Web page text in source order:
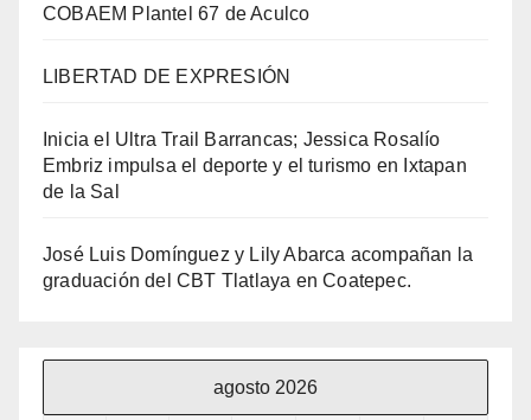
COBAEM Plantel 67 de Aculco
LIBERTAD DE EXPRESIÓN
Inicia el Ultra Trail Barrancas; Jessica Rosalío
Embriz impulsa el deporte y el turismo en Ixtapan
de la Sal
José Luis Domínguez y Lily Abarca acompañan la
graduación del CBT Tlatlaya en Coatepec.
agosto 2026